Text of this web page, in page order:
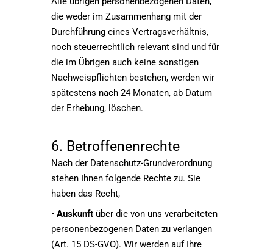
die weder im Zusammenhang mit der
Durchführung eines Vertragsverhältnis,
noch steuerrechtlich relevant sind und für
die im Übrigen auch keine sonstigen
Nachweispflichten bestehen, werden wir
spätestens nach 24 Monaten, ab Datum
der Erhebung, löschen.
6. Betroffenenrechte
Nach der Datenschutz-Grundverordnung
stehen Ihnen folgende Rechte zu. Sie
haben das Recht,
• Auskunft über die von uns verarbeiteten
personenbezogenen Daten zu verlangen
(Art. 15 DS-GVO). Wir werden auf Ihre